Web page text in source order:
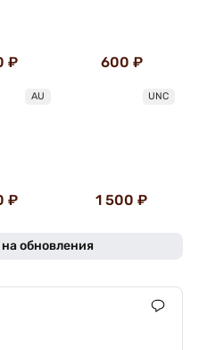
₽ 600 ₽
AU
₽
UNC
1 500 ₽
обновления